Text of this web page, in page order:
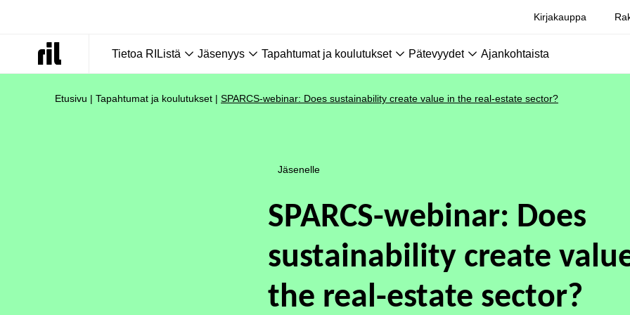
Kirjakauppa
Tietoa RIListä Jäsenyys Tapahtumat ja koulutukset Pätevyydet Ajankohtaista
Etusivu | Tapahtumat ja koulutukset | SPARCS-webinar: Does sustainability create value in the real-estate sector?
Jäsenelle
SPARCS-webinar: Does
sustainability create
the real-estate sector?